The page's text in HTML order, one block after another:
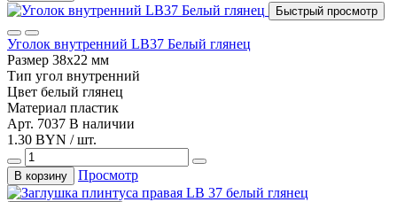
Быстрый просмотр
Уголок внутренний LB37 Белый глянец
Размер 38х22 мм
Тип угол внутренний
Цвет белый глянец
Материал пластик
Арт. 7037 В наличии
1.30 BYN / шт.
В корзину Просмотр